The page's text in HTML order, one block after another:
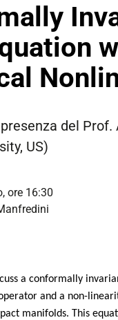
del Prof.
US)
ore 16:30
a conformally
and a non-
manifolds. This